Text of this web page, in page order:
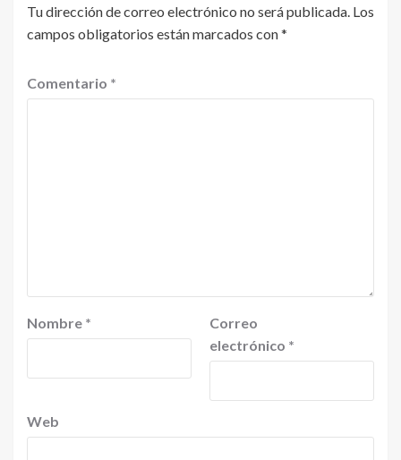
Tu dirección de correo electrónico no será publicada. Los
campos obligatorios están marcados con*
Comentario *
Nombre *
Correo
electrónico *
Web